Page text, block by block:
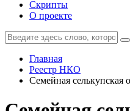
Скрипты
О проекте
Главная
Реестр НКО
Семейная селькупская